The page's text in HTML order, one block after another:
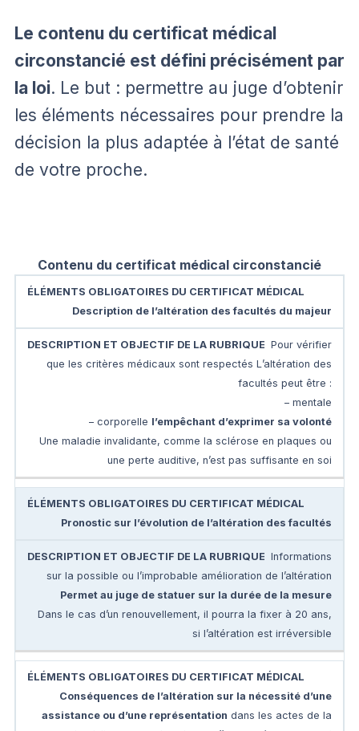
Le contenu du certificat médical
circonstancié est défini précisément par
la loi. Le but : permettre au juge d’obtenir
les éléments nécessaires pour prendre la
décision la plus adaptée à l’état de santé
de votre proche.
Contenu du certificat médical circonstancié
Description de l’altération des facultés du majeur
Pour vérifier
que les critères médicaux sont respectés L’altération des
facultés peut être :
– mentale
– corporelle l’empêchant d’exprimer sa volonté
Une maladie invalidante, comme la sclérose en plaques ou
une perte auditive, n’est pas suffisante en soi
Pronostic sur l’évolution de l’altération des facultés
Informations
sur la possible ou l’improbable amélioration de l’altération
Permet au juge de statuer sur la durée de la mesure
Dans le cas d’un renouvellement, il pourra la fixer à 20 ans,
si l’altération est irréversible
Conséquences de l’altération sur la nécessité d’une
assistance ou d’une représentation dans les actes de la